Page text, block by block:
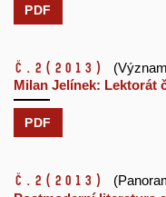
PDF
č.2 (2013)
Milan Jelínek: Lektorát
PDF
č.2 (2013)